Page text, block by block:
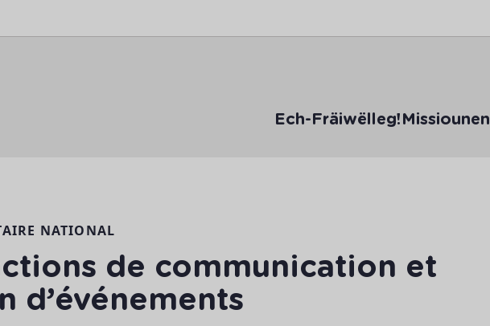
Ech-Fräiwëlleg! Missiounen
NATIONAL
de communication et
d’événements